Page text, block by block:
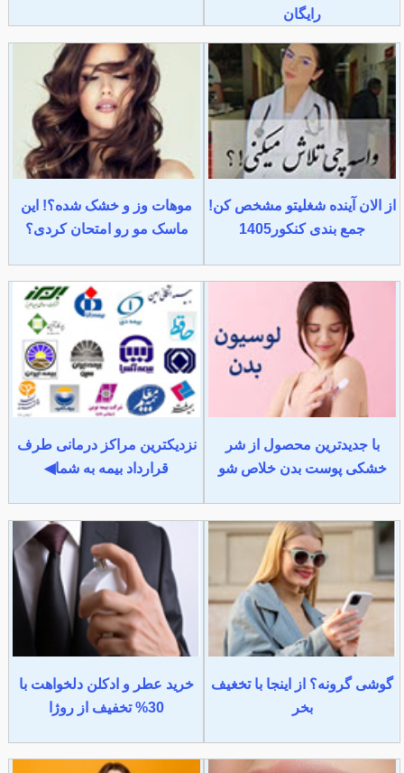
رایگان
از الان آینده شغلیتو مشخص کن!
جمع بندی کنکور1405
موهات وز و خشک شده؟! این
ماسک مو رو امتحان کردی؟
با جدیدترین محصول از شر
خشکی پوست بدن خلاص شو
نزدیکترین مراکز درمانی طرف
قرارداد بیمه به شما◀
گوشی گرونه؟ از اینجا با تخغیف
بخر
خرید عطر و ادکلن دلخواهت با
30% تخفیف از روژا